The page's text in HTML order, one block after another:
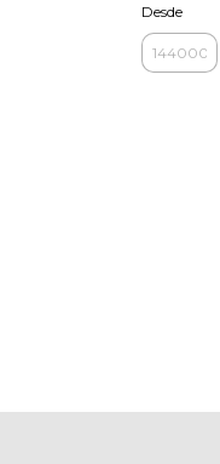
Desde